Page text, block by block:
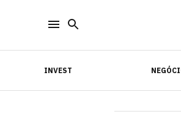
INVEST
INVEST